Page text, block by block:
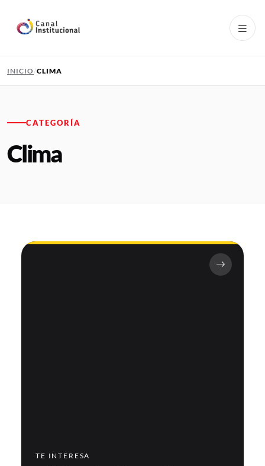
INICIO CLIMA
CATEGORÍA
Clima
TE INTERESA